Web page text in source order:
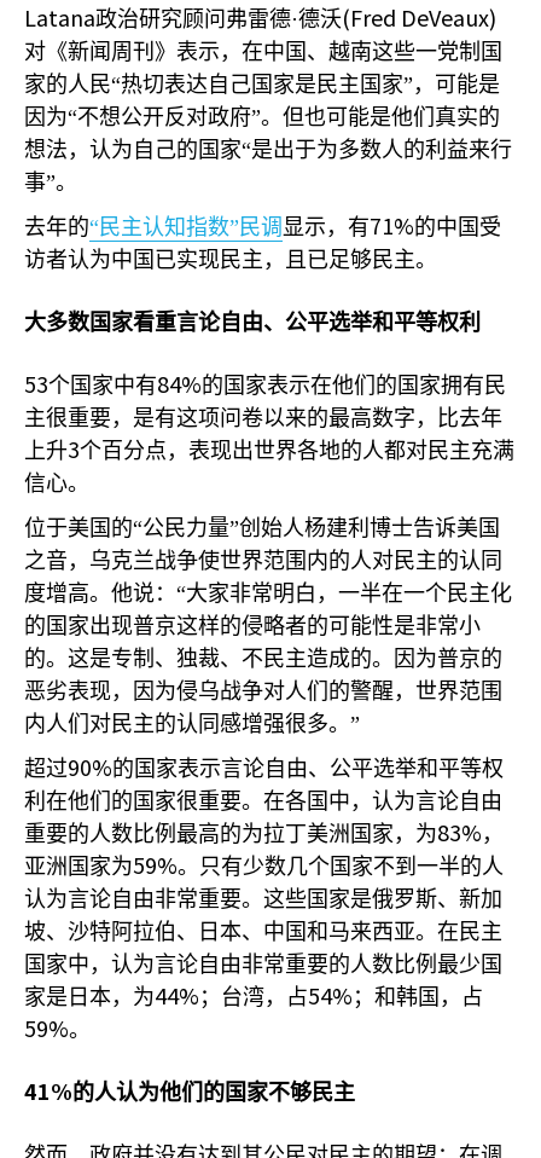
Latana政治研究顾问弗雷德·德沃(Fred DeVeaux)
对《新闻周刊》表示，在中国、越南这些一党制国
家的人民“热切表达自己国家是民主国家”，可能是
因为“不想公开反对政府”。但也可能是他们真实的
想法，认为自己的国家“是出于为多数人的利益来行
事”。
去年的“民主认知指数”民调 显示，有71%的中国受
访者认为中国已实现民主，且已足够民主。
大多数国家看重言论自由、公平选举和平等权利
53个国家中有84%的国家表示在他们的国家拥有民
主很重要，是有这项问卷以来的最高数字，比去年
上升3个百分点，表现出世界各地的人都对民主充满
信心。
位于美国的“公民力量”创始人杨建利博士告诉美国
之音，乌克兰战争使世界范围内的人对民主的认同
度增高。他说：“大家非常明白，一半在一个民主化
的国家出现普京这样的侵略者的可能性是非常小
的。这是专制、独裁、不民主造成的。因为普京的
恶劣表现，因为侵乌战争对人们的警醒，世界范围
内人们对民主的认同感增强很多。”
超过90%的国家表示言论自由、公平选举和平等权
利在他们的国家很重要。在各国中，认为言论自由
重要的人数比例最高的为拉丁美洲国家，为83% ，
亚洲国家为59%。只有少数几个国家不到一半的人
认为言论自由非常重要。这些国家是俄罗斯、新加
坡、沙特阿拉伯、日本、中国和马来西亚。在民主
国家中，认为言论自由非常重要的人数比例最少国
家是日本，为44% ；台湾，占54% ；和韩国，占
59%。
41% 的人认为他们的国家不够民主